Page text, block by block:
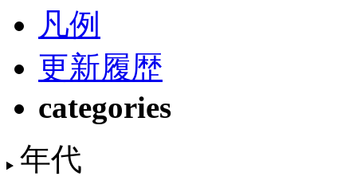
凡例
更新履歴
categories
年代